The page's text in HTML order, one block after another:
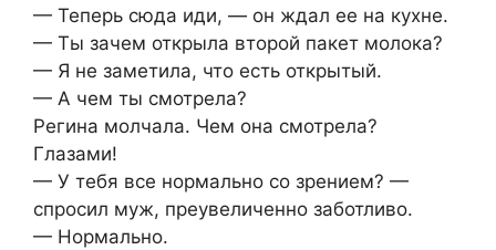
— Теперь сюда иди, — он ждал ее на кухне.
— Ты зачем открыла второй пакет молока?
— Я не заметила, что есть открытый.
— А чем ты смотрела?
Регина молчала. Чем она смотрела?
Глазами!
— У тебя все нормально со зрением? —
спросил муж, преувеличенно заботливо.
— Нормально.